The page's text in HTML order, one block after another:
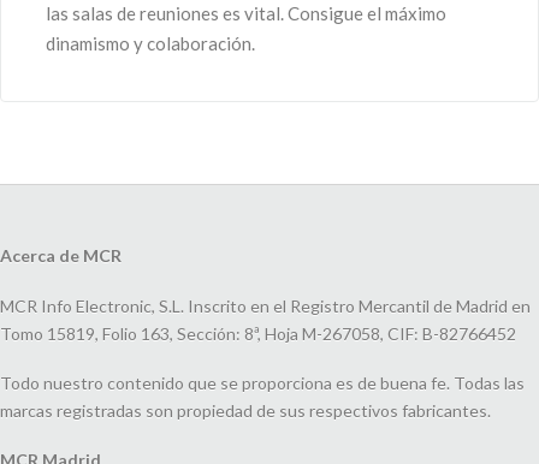
las salas de reuniones es vital. Consigue el máximo
dinamismo y colaboración.
Acerca de MCR
MCR Info Electronic, S.L. Inscrito en el Registro Mercantil de Madrid en
Tomo 15819, Folio 163, Sección: 8ª, Hoja M-267058, CIF: B-82766452
Todo nuestro contenido que se proporciona es de buena fe. Todas las
marcas registradas son propiedad de sus respectivos fabricantes.